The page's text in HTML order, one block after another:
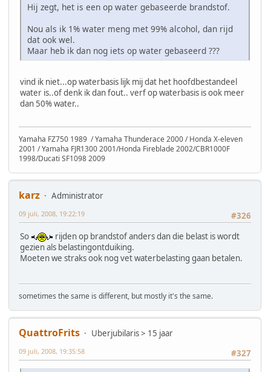
Hij zegt, het is een op water gebaseerde brandstof.
Nou als ik 1% water meng met 99% alcohol, dan rijd
dat ook wel.
Maar heb ik dan nog iets op water gebaseerd ???
vind ik niet...op waterbasis lijk mij dat het hoofdbestandeel
water is..of denk ik dan fout.. verf op waterbasis is ook meer
dan 50% water..
Yamaha FZ750 1989 / Yamaha Thunderace 2000 / Honda X-eleven
2001 / Yamaha FJR1300 2001/Honda Fireblade 2002/CBR1000F
1998/Ducati SF1098 2009
karz
Administrator
#326
09 juli, 2008, 19:22:19
So
rijden op brandstof anders dan die belast is wordt
gezien als belastingontduiking.
Moeten we straks ook nog vet waterbelasting gaan betalen.
sometimes the same is different, but mostly it's the same.
QuattroFrits
Uberjubilaris > 15 jaar
#327
09 juli, 2008, 19:35:58